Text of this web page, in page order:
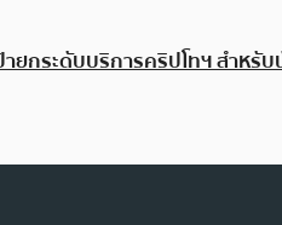
ยกระดับบริการคริปโทฯ สำห